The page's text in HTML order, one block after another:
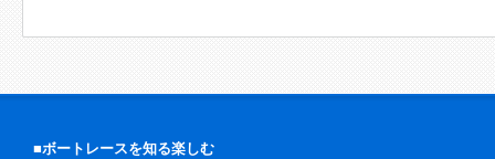
■ボートレースを知る楽しむ